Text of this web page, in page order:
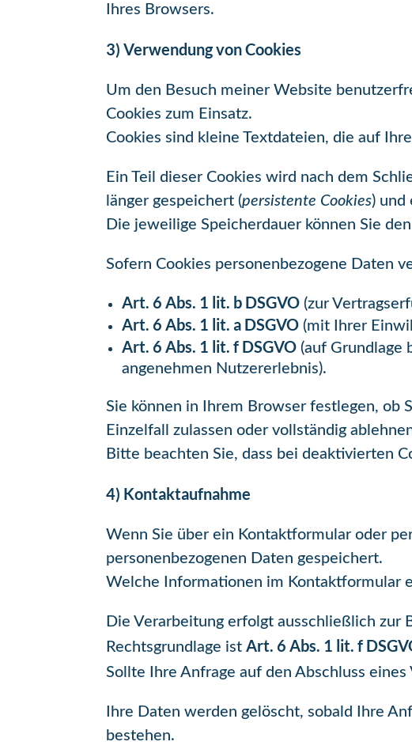
Ihres Browsers.
3) Verwendung von Cookies
Um den Besuch meiner Website
Cookies zum Einsatz.
Cookies sind kleine Textdateien, die auf
Ein Teil dieser Cookies wird nach dem
länger gespeichert (persistente Cookies) und
Die jeweilige Speicherdauer können Sie
Sofern Cookies personenbezogene Daten
Art. 6 Abs. 1 lit. b DSGVO (zur
Art. 6 Abs. 1 lit. a DSGVO (mit Ihrer
Art. 6 Abs. 1 lit. f DSGVO (auf Grundlage
angenehmen Nutzererlebnis).
Sie können in Ihrem Browser festlegen, ob
Einzelfall zulassen oder vollständig
Bitte beachten Sie, dass bei deaktivierten
4) Kontaktaufnahme
Wenn Sie über ein Kontaktformular oder
personenbezogenen Daten gespeichert.
Welche Informationen im Kontaktformular
Die Verarbeitung erfolgt ausschließlich zur
Rechtsgrundlage istArt. 6 Abs. 1 lit. f
Sollte Ihre Anfrage auf den Abschluss
Ihre Daten werden gelöscht, sobald Ihre
bestehen.